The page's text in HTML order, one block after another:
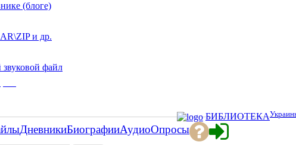
(блоге)
и др.
файл
БИБЛИОТЕКА
ДневникиБиографииАудиоОпросы